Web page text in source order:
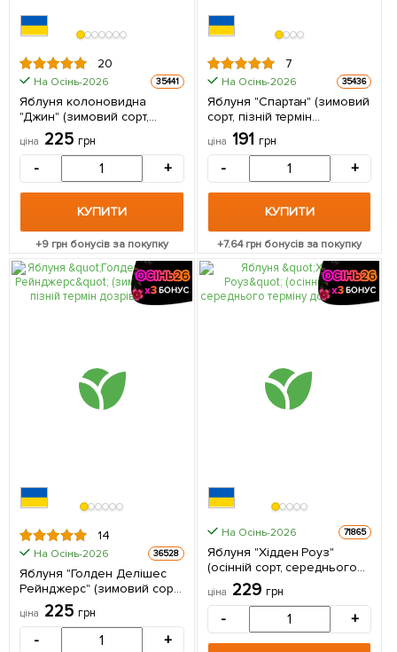
20
На Осінь-2026 35441
Яблуня колоновидна
"Джин" (зимовий сорт,
пізній термін дозрівання) 1
шт в упаковці
ціна 225 грн
- +
КУПИТИ
+9 грн бонусів за покупку
7
На Осінь-2026 35436
Яблуня "Спартан" (зимовий
сорт, пізній термін
дозрівання) 1 саджанець в
упаковці
ціна 191 грн
- +
КУПИТИ
+7.64грн бонусів за покупку
14
На Осінь-2026 36528
Яблуня "Голден Делішес
Рейнджерс" (зимовий сорт,
пізній термін дозрівання) 1
шт в упаковці
ціна 225 грн
- +
На Осінь-2026 71865
Яблуня "Хідден Роуз"
(осінній сорт, середнього
терміну дозрівання)
ціна 229 грн
- +